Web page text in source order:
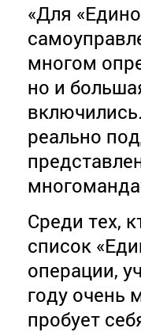
«Для
многом
но и
реально
Среди тех,
список
операции,
году очень
пробует